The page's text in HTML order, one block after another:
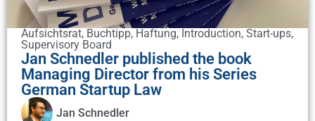
Aufsichtsrat, Buchtipp, Haftung, Introduction, Start-ups,
Supervisory Board
Jan Schnedler published the book
Managing Director from his Series
German Startup Law
Jan Schnedler